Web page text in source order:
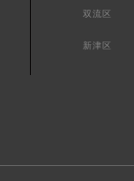
双流区
新津区